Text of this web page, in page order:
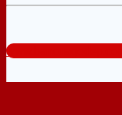
www.bancuagodep.com